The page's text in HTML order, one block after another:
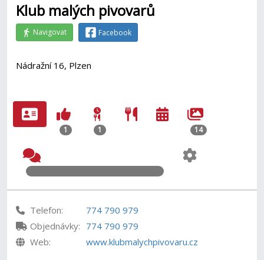
Klub malých pivovarů
Navigovat Facebook
Nádražní 16, Plzen
1 1 14
Telefon:
774 790 979
Objednávky: 774 790 979
Web:
www.klubmalychpivovaru.cz